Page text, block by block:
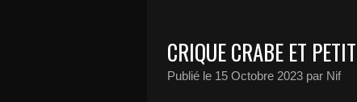
CRIQUE CRABE ET
Publié le 15 Octobre 2023 par Nif